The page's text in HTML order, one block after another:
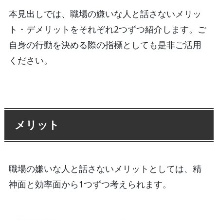
本見出しでは、職場の嫌いな人と話さないメリッ
ト・デメリットをそれぞれ2つずつ紹介します。ご
自身の行動を決める際の指標としても是非ご活用
ください。
メリット
職場の嫌いな人と話さないメリットとしては、精
神面と効率面から1つずつ考えられます。